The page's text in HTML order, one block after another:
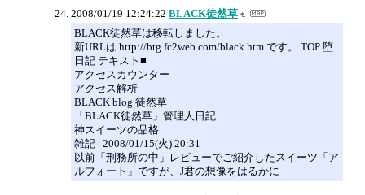
2008/01/19 12:24:22 BLACK徒然草
BLACK徒然草は移転しました。
新URLは http://btg.fc2web.com/black.htm です。 TOP 堕
日記 テキスト■
アクセスカウンター
アクセス解析
BLACK blog 徒然草
「BLACK徒然草」管理人日記
神スイーツの品格
雑記 | 2008/01/15(火) 20:31
以前「刑務所の中」レビューでご紹介したスイーツ「ア
ルフォート」ですが、J君の想像をはるかに